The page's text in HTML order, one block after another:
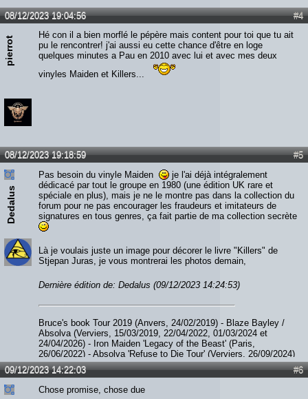
#4
08/12/2023 19:04:56
pierrot
Hé con il a bien morflé le pépère mais content pour toi que tu ait
pu le rencontrer! j'ai aussi eu cette chance d'être en loge
quelques minutes a Pau en 2010 avec lui et avec mes deux
vinyles Maiden et Killers...
#5
08/12/2023 19:18:59
Dedalus
Pas besoin du vinyle Maiden
je l'ai déjà intégralement
dédicacé par tout le groupe en 1980 (une édition UK rare et
spéciale en plus), mais je ne le montre pas dans la collection du
forum pour ne pas encourager les fraudeurs et imitateurs de
signatures en tous genres, ça fait partie de ma collection secrète
Là je voulais juste un image pour décorer le livre "Killers" de
Stjepan Juras, je vous montrerai les photos demain,
Dernière édition de: Dedalus (09/12/2023 14:24:53)
Bruce's book Tour 2019 (Anvers, 24/02/2019) - Blaze Bayley /
Absolva (Verviers, 15/03/2019, 22/04/2022, 01/03/2024 et
24/04/2026) - Iron Maiden 'Legacy of the Beast' (Paris,
26/06/2022) - Absolva 'Refuse to Die Tour' (Verviers, 26/09/2024)
- Paul Di'Anno (Diest, 06/12/2023) - JohnL (Verviers, 05/09/2025)
- Smith / Kotzen (Ittre, 07/02/2026) - The Hell Patrol / Nightride
(Fléron, 28/02/2026)
#6
09/12/2023 14:22:03
Chose promise, chose due